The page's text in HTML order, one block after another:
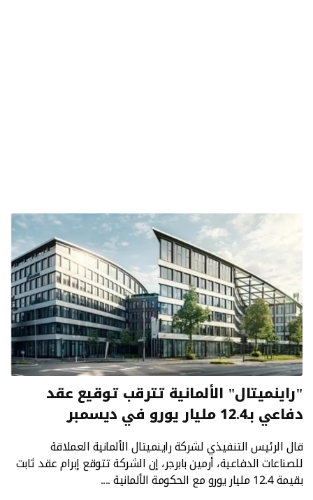
"راينميتال" الألمانية تترقب توقيع عقد
دفاعي بـ12.4 مليار يورو في ديسمبر
قال الرئيس التنفيذي لشركة راينميتال الألمانية العملاقة
للصناعات الدفاعية، أرمين بابرجر، إن الشركة تتوقع إبرام عقد ثابت
بقيمة 12.4 مليار يورو مع الحكومة الألمانية ....